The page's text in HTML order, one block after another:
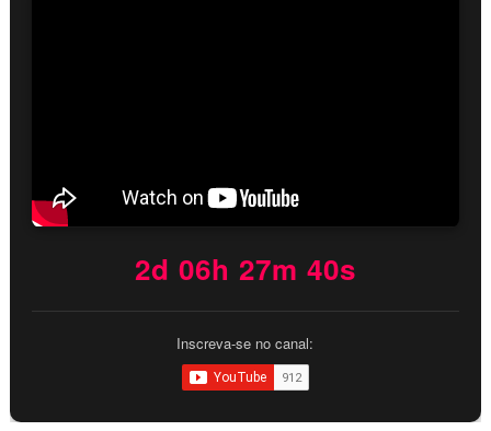
2d 06h 27m 39s
Inscreva-se no canal: